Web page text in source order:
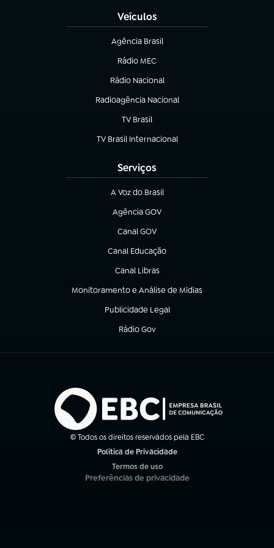
Veículos
Agência Brasil
(abre em nova aba)
Rádio MEC
(abre em nova aba)
Rádio Nacional
Radioagência Nacional
(abre em nova aba)
TV Brasil
(abre em nova aba)
TV Brasil Internacional
(abre em nova aba)
Serviços
A Voz do Brasil
(abre em nova aba)
Agência GOV
(abre em nova aba)
Canal GOV
(abre em nova aba)
Canal Educação
(abre em nova aba)
Canal Libras
(abre em nova aba)
Monitoramento e Análise de Mídias
(abre em nova aba)
Publicidade Legal
(abre em nova aba)
Rádio Gov
(abre em nova aba)
© Todos os direitos reservados pela EBC
Política de Privacidade
Termos de uso
(abre em nova aba)
Preferências de privacidade